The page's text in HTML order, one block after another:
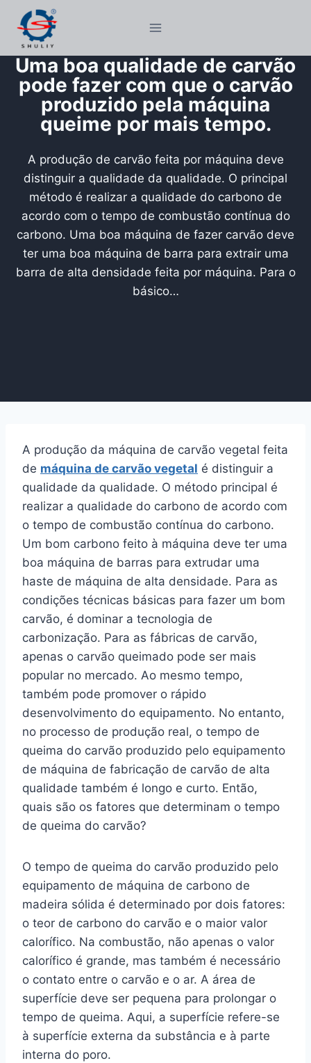
para
Conteúdo
Uma boa qualidade de carvão
pode fazer com que o carvão
produzido pela máquina
queime por mais tempo.
A produção de carvão feita por máquina deve
distinguir a qualidade da qualidade. O principal
método é realizar a qualidade do carbono de
acordo com o tempo de combustão contínua do
carbono. Uma boa máquina de fazer carvão deve
ter uma boa máquina de barra para extrair uma
barra de alta densidade feita por máquina. Para o
básico…
A produção da máquina de carvão vegetal feita
de máquina de carvão vegetal é distinguir a
qualidade da qualidade. O método principal é
realizar a qualidade do carbono de acordo com
o tempo de combustão contínua do carbono.
Um bom carbono feito à máquina deve ter uma
boa máquina de barras para extrudar uma
haste de máquina de alta densidade. Para as
condições técnicas básicas para fazer um bom
carvão, é dominar a tecnologia de
carbonização. Para as fábricas de carvão,
apenas o carvão queimado pode ser mais
popular no mercado. Ao mesmo tempo,
também pode promover o rápido
desenvolvimento do equipamento. No entanto,
no processo de produção real, o tempo de
queima do carvão produzido pelo equipamento
de máquina de fabricação de carvão de alta
qualidade também é longo e curto. Então,
quais são os fatores que determinam o tempo
de queima do carvão?
O tempo de queima do carvão produzido pelo
equipamento de máquina de carbono de
madeira sólida é determinado por dois fatores:
o teor de carbono do carvão e o maior valor
calorífico. Na combustão, não apenas o valor
calorífico é grande, mas também é necessário
o contato entre o carvão e o ar. A área de
superfície deve ser pequena para prolongar o
tempo de queima. Aqui, a superfície refere-se
à superfície externa da substância e à parte
interna do poro.